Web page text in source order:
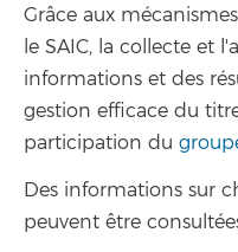
Grâce aux
le SAIC, la collecte et
informations et des
gestion efficace du
participation du
Des informations sur
peuvent être